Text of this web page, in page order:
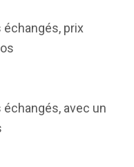
prix
avec un